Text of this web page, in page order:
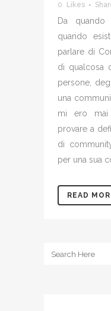
0
Likes
Da quando
quando
parlare di
di qualcosa
persone,
una
mi ero
provare a
di
per una sua
READ